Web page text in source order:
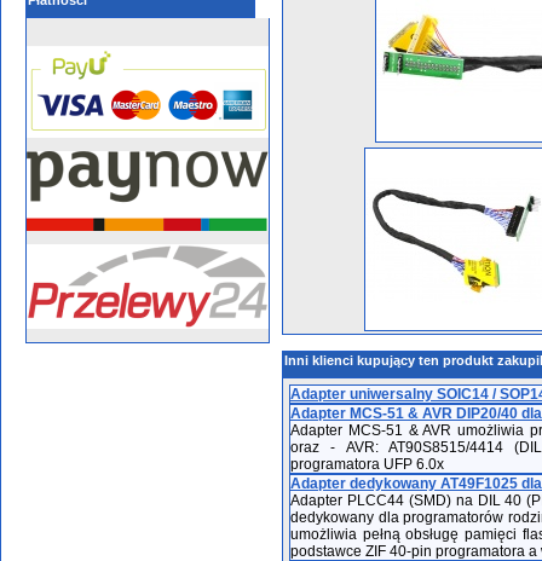
Inni klienci kupujący ten produkt
Adapter uniwersalny SOIC14 /
Adapter MCS-51 & AVR DIP20/40
Adapter MCS-51 & AVR umożliwia
oraz - AVR: AT90S8515/4414
programatora UFP 6.0x
Adapter dedykowany AT49F1025
Adapter PLCC44 (SMD) na DIL 40
dedykowany dla programatorów
umożliwia pełną obsługę pamięci
podstawce ZIF 40-pin programatora